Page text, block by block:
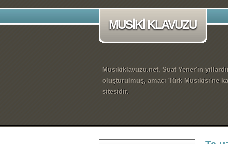
MUSİKİ KLAVUZU
Musikiklavuzu.net, Suat Yener'in
oluşturulmuş, amacı Türk Musikisi'ne
sitesidir.